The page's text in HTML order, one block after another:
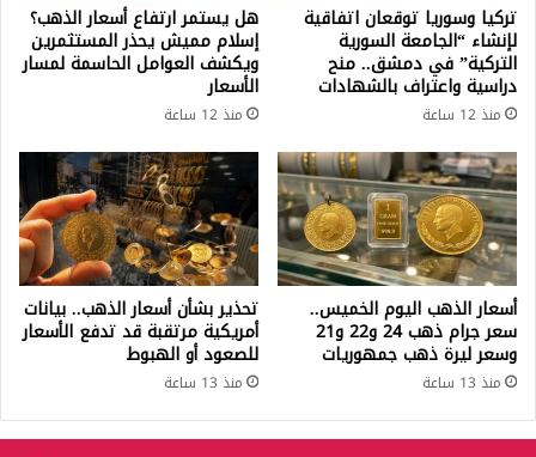
تركيا وسوريا توقعان اتفاقية
لإنشاء “الجامعة السورية
التركية” في دمشق.. منح
دراسية واعتراف بالشهادات
منذ 12 ساعة
هل يستمر ارتفاع أسعار الذهب؟
إسلام مميش يحذر المستثمرين
ويكشف العوامل الحاسمة لمسار
الأسعار
منذ 12 ساعة
أسعار الذهب اليوم الخميس..
سعر جرام ذهب 24 و22 و21
وسعر ليرة ذهب جمهوريات
منذ 13 ساعة
تحذير بشأن أسعار الذهب.. بيانات
أمريكية مرتقبة قد تدفع الأسعار
للصعود أو الهبوط
منذ 13 ساعة